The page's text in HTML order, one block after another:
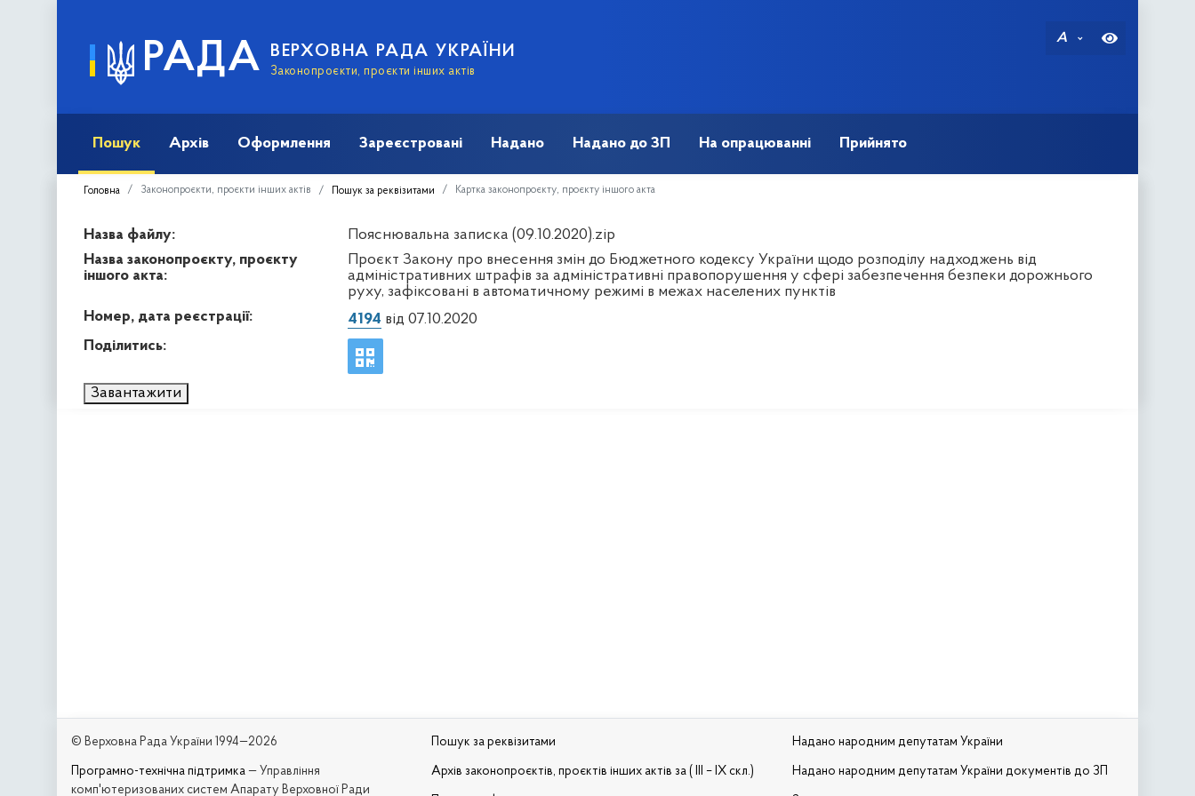
РАДА ВЕРХОВНА РАДА УКРАЇНИ
Законопроєкти, проєкти інших актів
A
Пошук Архів Оформлення Зареєстровані Надано Надано до ЗП На опрацюванні Прийнято
Головна Законопроєкти, проєкти інших актів Пошук за реквізитами Картка законопроєкту, проєкту іншого акта
Назва файлу:
Пояснювальна записка (09.10.2020).zip
Назва законопроєкту, проєкту
іншого акта:
Проєкт Закону про внесення змін до Бюджетного кодексу України щодо розподілу надходжень від
адміністративних штрафів за адміністративні правопорушення у сфері забезпечення безпеки дорожнього
руху, зафіксовані в автоматичному режимі в межах населених пунктів
Номер, дата реєстрації:
4194 від 07.10.2020
Поділитись:
Завантажити
© Верховна Рада України 1994—2026
Програмно-технічна підтримка — Управління
комп'ютеризованих систем Апарату Верховної Ради
Пошук за реквізитами
Архів законопроєктів, проєктів інших актів за ( III – IX скл.)
Надано народним депутатам України
Надано народним депутатам України документів до ЗП